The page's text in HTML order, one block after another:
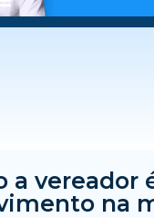
a vereador
na